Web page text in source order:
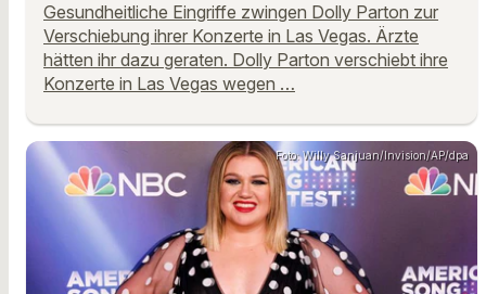
Gesundheitliche Eingriffe zwingen Dolly Parton zur
Verschiebung ihrer Konzerte in Las Vegas. Ärzte
hätten ihr dazu geraten. Dolly Parton verschiebt ihre
Konzerte in Las Vegas wegen …
Foto: Willy Sanjuan/Invision/AP/dpa